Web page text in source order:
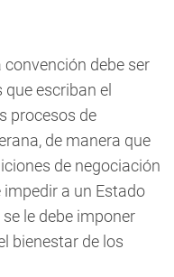
convención debe ser
escriban el
procesos de
de manera que
de negociación
impedir a un Estado
le debe imponer
bienestar de los